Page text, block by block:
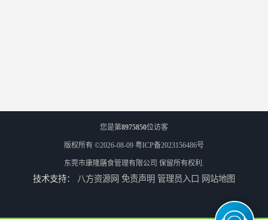
您是第8975850位访客
版权所有 ©2026-08-09 粤ICP备2023156486号
东莞市康隆膳食管理有限公司 保留所有权利.
技术支持： 八方资源网 免责声明 管理员入口 网站地图